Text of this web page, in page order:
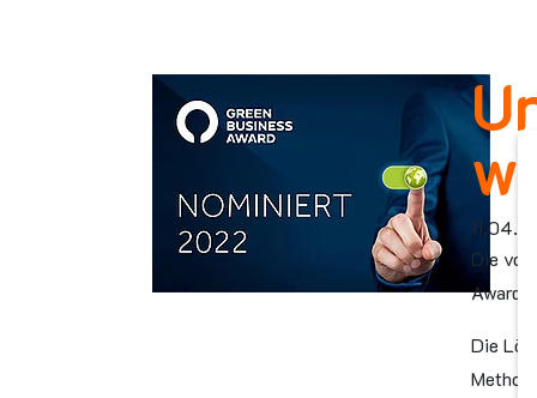
Die
Award
Die